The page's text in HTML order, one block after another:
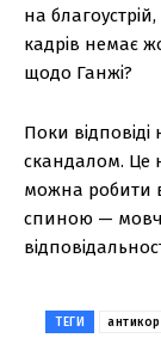
на
кадрів немає
щодо Ганжі?
Поки відповіді
скандалом. Це
можна робити
спиною —
ТЕГИ